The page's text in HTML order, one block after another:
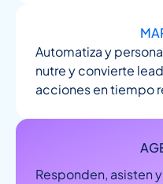
Automatiza y
nutre y convierte
acciones en tiempo
Responden, asisten